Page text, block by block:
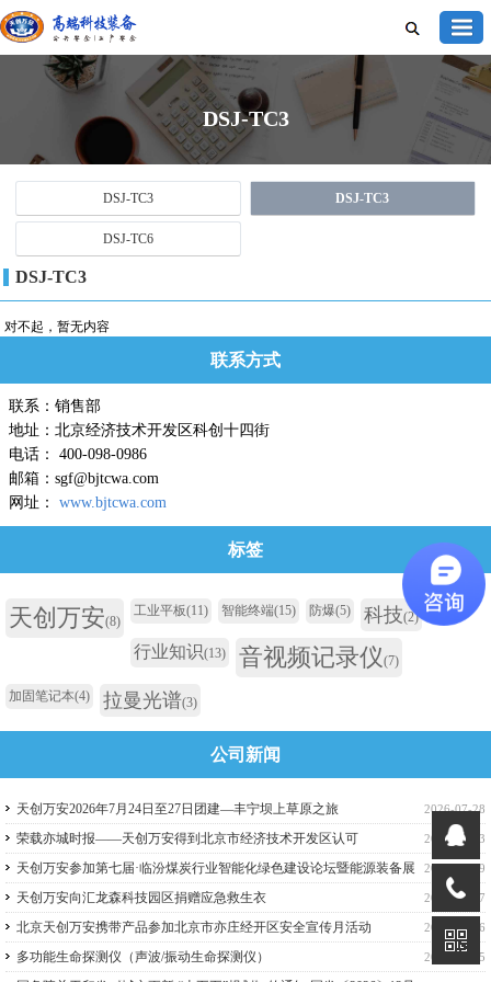
DSJ-TC3
DSJ-TC3 DSJ-TC3
DSJ-TC6
DSJ-TC3
对不起，暂无内容
联系方式
联系：销售部
地址：北京经济技术开发区科创十四街
电话： 400-098-0986
邮箱：sgf@bjtcwa.com
网址： www.bjtcwa.com
标签
天创万安(8)
工业平板(11) 智能终端(15) 防爆(5) 科技(2)
行业知识(13) 音视频记录仪(7)
加固笔记本(4) 拉曼光谱(3)
公司新闻
2026-07-28
天创万安2026年7月24日至27日团建—丰宁坝上草原之旅
2026-07-13
荣载亦城时报——天创万安得到北京市经济技术开发区认可
2026-06-29
天创万安参加第七届·临汾煤炭行业智能化绿色建设论坛暨能源装备展
览会
2026-06-17
天创万安向汇龙森科技园区捐赠应急救生衣
2026-06-16
北京天创万安携带产品参加北京市亦庄经开区安全宣传月活动
2026-06-15
多功能生命探测仪（声波/振动生命探测仪）